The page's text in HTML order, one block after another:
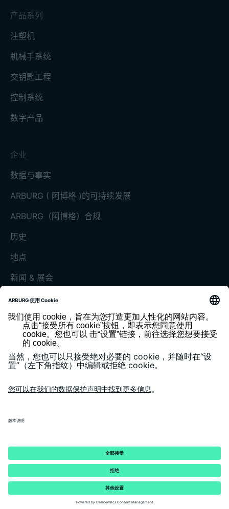
产品系列
注塑机
机械手系统
交钥匙工程
控制系统
数字产品
企业
数据与事实
ARBURG ( 阿博格 )的可持续发展
ARBURG（阿博格）合规
历史
地点
新闻 & 展会
展会和活动
媒体中心
客户杂志《today》
隐私政策
© 2026 - ARBURG GmbH + Co KG